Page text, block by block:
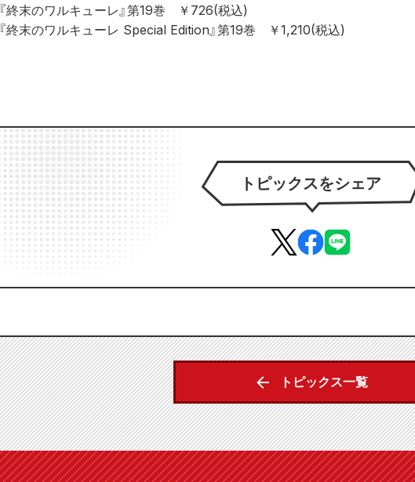
『終末のワルキューレ』第19巻　￥726(税込)
『終末のワルキューレ Special Edition』第19巻　￥1,210(税込)
トピックスをシェア
トピックス一覧